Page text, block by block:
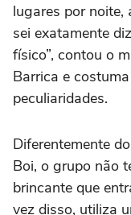
lugares por noite,
sei exatamente
físico”, contou o
Barrica e
peculiaridades.
Diferentemente
Boi, o grupo não
brincante que
vez disso, utiliza